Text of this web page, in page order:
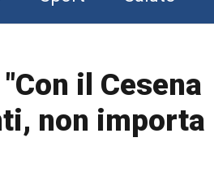
il Cesena
non importa